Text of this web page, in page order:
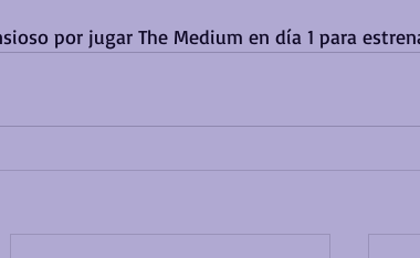
por jugar The Medium en día 1 para